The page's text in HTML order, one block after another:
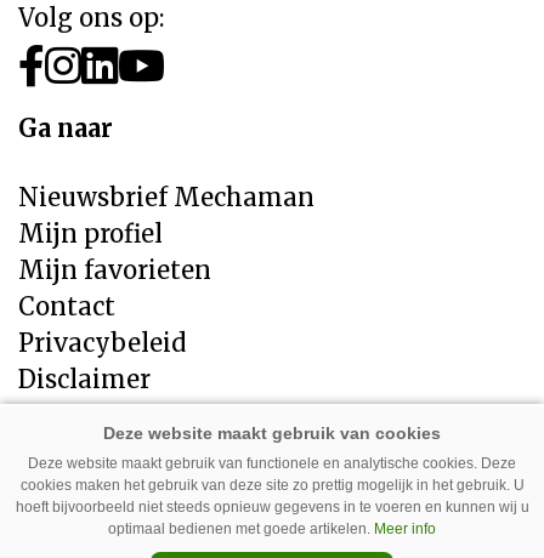
Volg ons op:
Ga naar
Nieuwsbrief Mechaman
Mijn profiel
Mijn favorieten
Contact
Privacybeleid
Disclaimer
Direct naar
LandbouwMechanisatie
Tuin en Park Techniek
Deze website maakt gebruik van functionele en analytische cookies. Deze
cookies maken het gebruik van deze site zo prettig mogelijk in het gebruik. U
hoeft bijvoorbeeld niet steeds opnieuw gegevens in te voeren en kunnen wij u
optimaal bedienen met goede artikelen. Meer info